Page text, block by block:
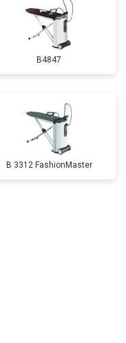
B4847
B 3312 FashionMaster